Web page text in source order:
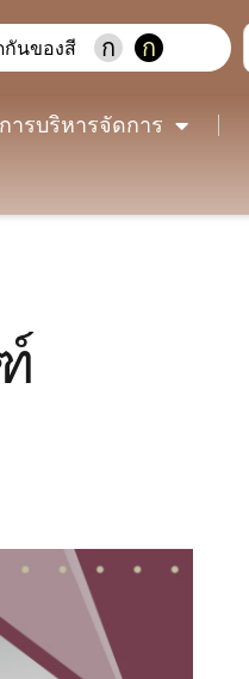
กันของสี ก ก
การบริหารจัดการ